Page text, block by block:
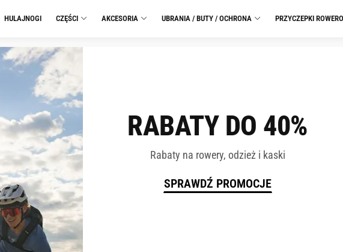
HULAJNOGI CZĘŚCI AKCESORIA UBRANIA / BUTY / OCHRONA PRZYCZEPKI
RABATY DO 40%
Rabaty na rowery, odzież i kaski
SPRAWDŹ PROMOCJE